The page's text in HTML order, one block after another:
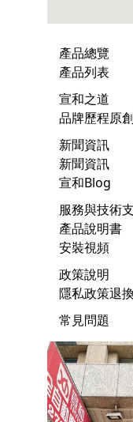
產品總覽
產品列表
宣和之道
品牌歷程原
新聞資訊
新聞資訊
宣和Blog
服務與技術
產品說明書
安裝視頻
政策說明
隱私政策退
常見問題